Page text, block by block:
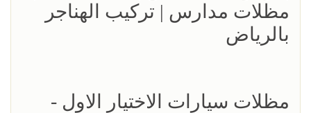
مظلات مدارس | تركيب الهناجر
بالرياض
مظلات سيارات الاختيار الاول -